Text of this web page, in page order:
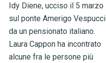
Idy Diene, ucciso il 5 marzo
sul ponte Amerigo Vespucci
da un pensionato italiano.
Laura Cappon ha incontrato
alcune fra le persone più